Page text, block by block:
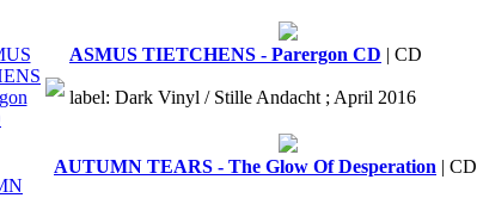
ASMUS TIETCHENS - Parergon CD | CD
label: Dark Vinyl / Stille Andacht ; April 2016
AUTUMN TEARS - The Glow Of Desperation | CD